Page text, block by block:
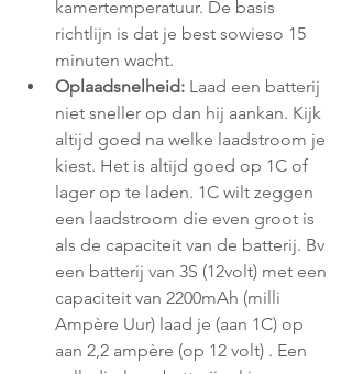
kamertemperatuur. De basis
richtlijn is dat je best sowieso 15
minuten wacht.
Oplaadsnelheid: Laad een batterij
niet sneller op dan hij aankan. Kijk
altijd goed na welke laadstroom je
kiest. Het is altijd goed op 1C of
lager op te laden. 1C wilt zeggen
een laadstroom die even groot is
als de capaciteit van de batterij. Bv
een batterij van 3S (12volt) met een
capaciteit van 2200mAh (milli
Ampère Uur) laad je (aan 1C) op
aan 2,2 ampère (op 12 volt) . Een